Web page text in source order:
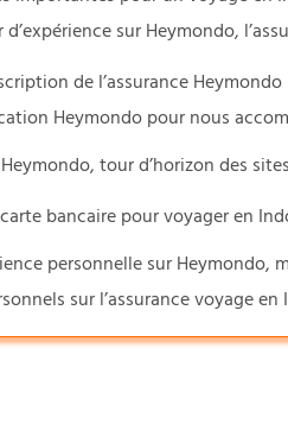
sur Heymondo,
de l’assurance
Heymondo pour nous
tour d’horizon des
bancaire pour voyager en
personnelle sur Heymondo,
sur l’assurance voyage